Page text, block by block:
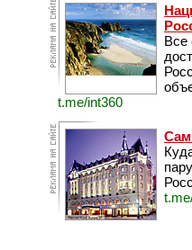
Все
t.me/int360